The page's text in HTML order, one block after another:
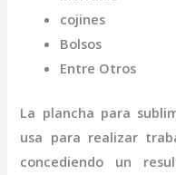
cojines
Bolsos
Entre Otros
La plancha para
usa para realizar
concediendo un